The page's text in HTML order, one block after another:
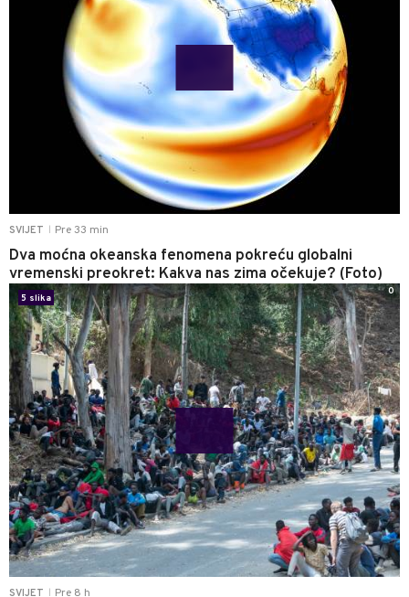
SVIJET Pre 33 min
Dva moćna okeanska fenomena pokreću globalni
vremenski preokret: Kakva nas zima očekuje? (Foto)
SVIJET Pre 8 h
5 slika
0